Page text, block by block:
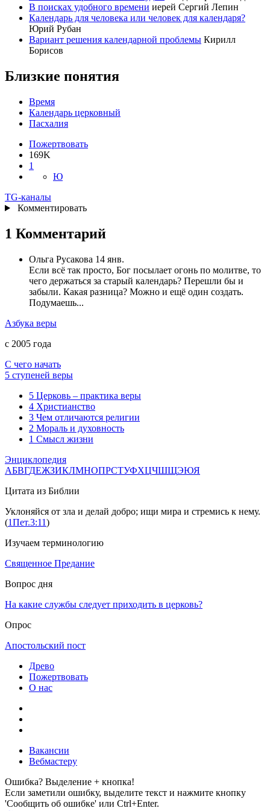
В поисках удобного времени иерей Сергий Лепин
Календарь для человека или человек для календаря?
Юрий Рубан
Вариант решения календарной проблемы Кирилл
Борисов
Близкие понятия
Время
Календарь церковный
Пасхалия
Пожертвовать
169K
1
Ю
TG-каналы
Комментировать
1 Комментарий
Ольга Русакова 14 янв.
Если всё так просто, Бог посылает огонь по молитве, то
чего держаться за старый календарь? Перешли бы и
забыли. Какая разница? Можно и ещё один создать.
Подумаешь...
Азбука веры
с 2005 года
С чего начать
5 ступеней веры
5 Церковь – практика веры
4 Христианство
3 Чем отличаются религии
2 Мораль и духовность
1 Смысл жизни
Энциклопедия
АБВГДЕЖЗИКЛМНОПРСТУФХЦЧШЩЭЮЯ
Цитата из Библии
Уклоняйся от зла и делай добро; ищи мира и стремись к нему.
(1Пет.3:11)
Изучаем терминологию
Священное Предание
Вопрос дня
На какие службы следует приходить в церковь?
Опрос
Апостольский пост
Древо
Пожертвовать
О нас
Вакансии
Вебмастеру
Ошибка? Выделение + кнопка!
Если заметили ошибку, выделите текст и нажмите кнопку
'Сообщить об ошибке' или Ctrl+Enter.